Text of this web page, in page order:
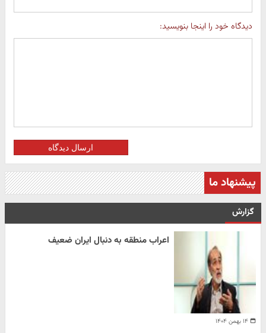
دیدگاه خود را اینجا بنویسید:
ارسال دیدگاه
پیشنهاد ما
گزارش
۱۴ بهمن ۱۴۰۴
اعراب منطقه به دنبال ایران ضعیف